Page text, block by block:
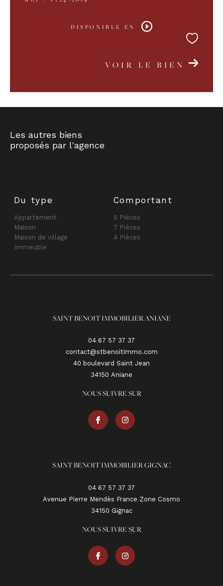
DISPONIBLE EN
VOIR LE BIEN
Les autres biens
proposés par l'agence
Du type
Appartement
Maison
Maison de village
Immeuble
Comportant
5 Pièces
7 Pièces
4 Pièces
SAINT BENOIT IMMOBILIER ANIANE
04 67 57 37 37
contact@stbenoitimmo.com
40 boulevard Saint Jean
34150
aniane
NOUS SUIVRE SUR
SAINT BENOIT IMMOBILIER GIGNAC
04 67 57 37 37
Avenue Pierre Mendès France Zone Cosmo
34150
gignac
NOUS SUIVRE SUR